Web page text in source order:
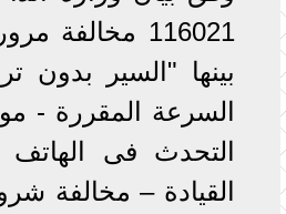
116021
بينها "السير بدون
السرعة المقررة -
التحدث فى الهاتف
القيادة – مخالفة